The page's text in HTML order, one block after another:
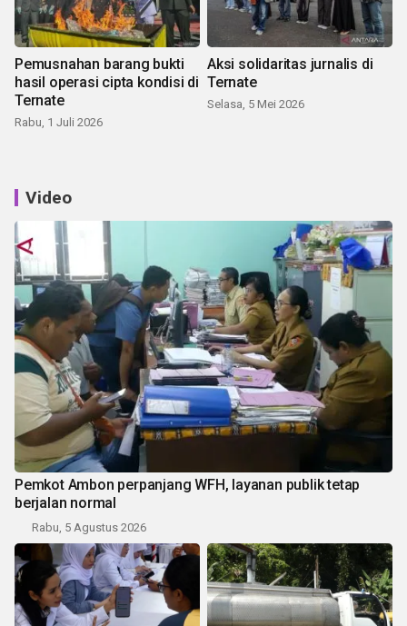
Pemusnahan barang bukti
hasil operasi cipta kondisi di
Ternate
Rabu, 1 Juli 2026
Aksi solidaritas jurnalis di
Ternate
Selasa, 5 Mei 2026
Video
Pemkot Ambon perpanjang WFH, layanan publik tetap
berjalan normal
Rabu, 5 Agustus 2026